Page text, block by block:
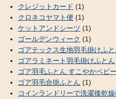
クレジットカード (1)
クロネコヤマト便 (1)
ケットアンドシーツ (1)
ゴールデンウィーク (1)
ゴアテックス生地羽毛掛けふと
ゴアラミネート羽毛掛けふとん
ゴア羽毛ふとん すこやかベビ
ゴア羽毛合掛ふとん (1)
コインランドリーで洗濯後乾